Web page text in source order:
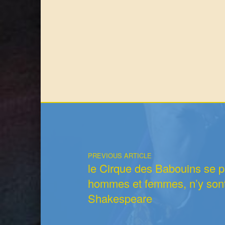
Post navigation
PREVIOUS ARTICLE
le Cirque des Babouins se
hommes et femmes, n’y
Shakespeare